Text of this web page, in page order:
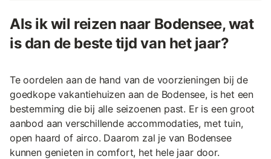
Als ik wil reizen naar Bodensee, wat
is dan de beste tijd van het jaar?
Te oordelen aan de hand van de voorzieningen bij de
goedkope vakantiehuizen aan de Bodensee, is het een
bestemming die bij alle seizoenen past. Er is een groot
aanbod aan verschillende accommodaties, met tuin,
open haard of airco. Daarom zal je van Bodensee
kunnen genieten in comfort, het hele jaar door.